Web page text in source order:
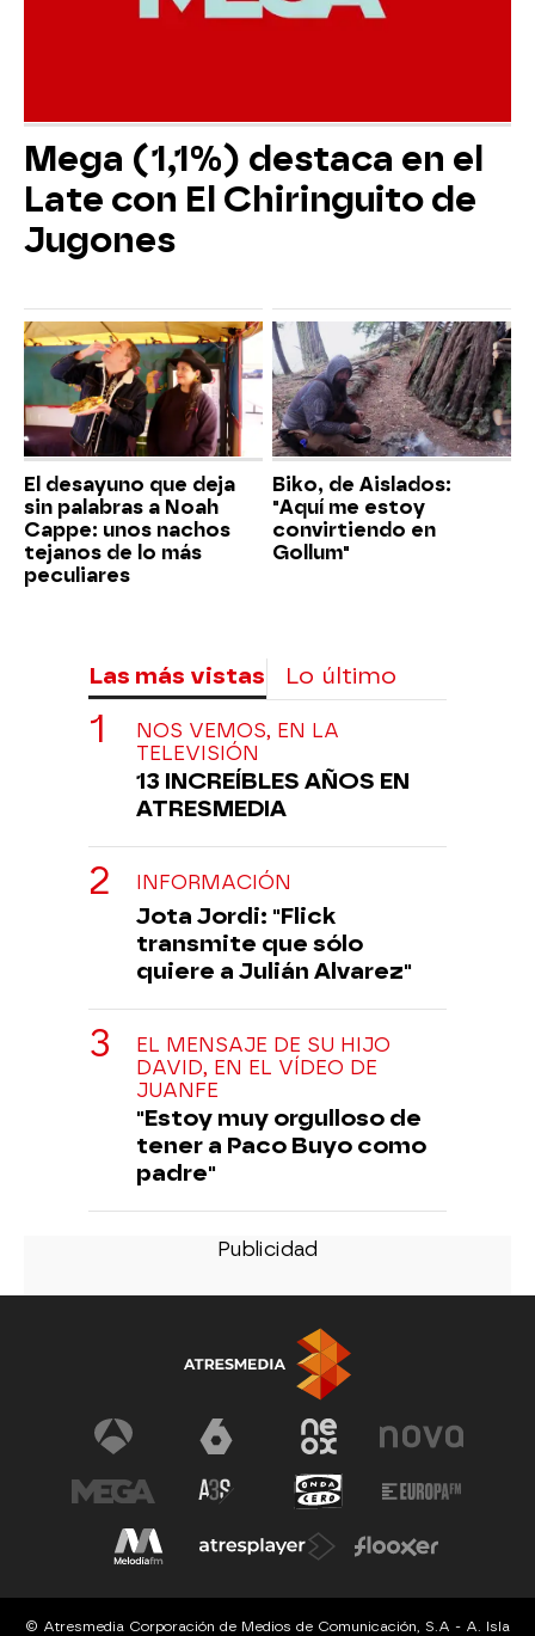
Mega (1,1%) destaca en el
Late con El Chiringuito de
Jugones
El desayuno que deja
sin palabras a Noah
Cappe: unos nachos
tejanos de lo más
peculiares
Biko, de Aislados:
"Aquí me estoy
convirtiendo en
Gollum"
Las más vistas Lo último
NOS VEMOS, EN LA
TELEVISIÓN
13 INCREÍBLES AÑOS EN
ATRESMEDIA
INFORMACIÓN
Jota Jordi: "Flick
transmite que sólo
quiere a Julián Alvarez"
EL MENSAJE DE SU HIJO
DAVID, EN EL VÍDEO DE
JUANFE
"Estoy muy orgulloso de
tener a Paco Buyo como
padre"
© Atresmedia Corporación de Medios de Comunicación, S.A - A. Isla